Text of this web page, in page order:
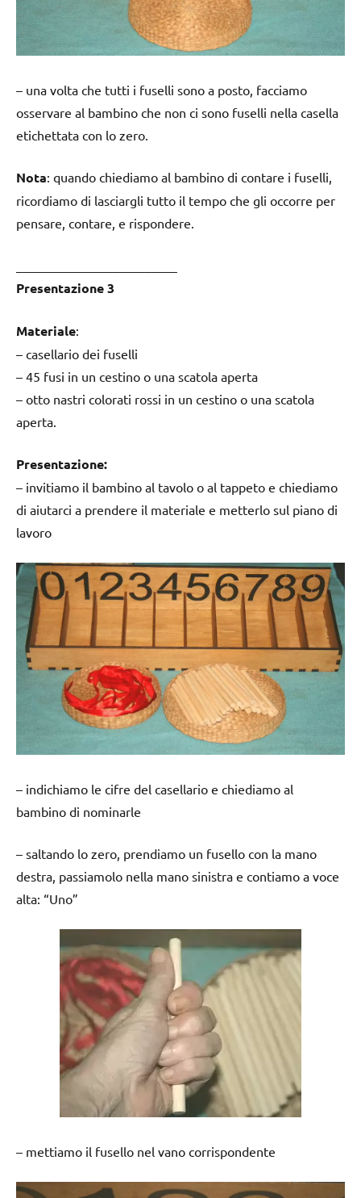
– una volta che tutti i fuselli sono a posto, facciamo
osservare al bambino che non ci sono fuselli nella casella
etichettata con lo zero.
Nota: quando chiediamo al bambino di contare i fuselli,
ricordiamo di lasciargli tutto il tempo che gli occorre per
pensare, contare, e rispondere.
Presentazione 3
Materiale:
– casellario dei fuselli
– 45 fusi in un cestino o una scatola aperta
– otto nastri colorati rossi in un cestino o una scatola
aperta.
Presentazione:
– invitiamo il bambino al tavolo o al tappeto e chiediamo
di aiutarci a prendere il materiale e metterlo sul piano di
lavoro
– indichiamo le cifre del casellario e chiediamo al
bambino di nominarle
– saltando lo zero, prendiamo un fusello con la mano
destra, passiamolo nella mano sinistra e contiamo a voce
alta: “Uno”
– mettiamo il fusello nel vano corrispondente